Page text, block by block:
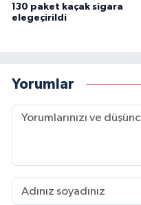
130 paket kaçak sigara
elegeçirildi
Yorumlar